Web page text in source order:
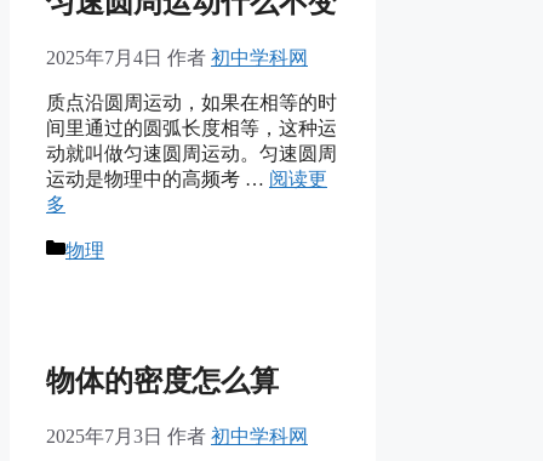
2025年7月4日 作者 初中学科网
质点沿圆周运动，如果在相等的时
间里通过的圆弧长度相等，这种运
动就叫做匀速圆周运动。匀速圆周
运动是物理中的高频考 … 阅读更
多
分
物理
物体的密度怎么算
2025年7月3日 作者 初中学科网